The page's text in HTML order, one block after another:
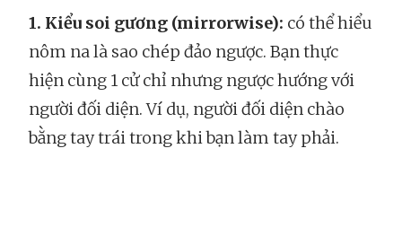
1. Kiểu soi gương (mirrorwise): có thể hiểu
nôm na là sao chép đảo ngược. Bạn thực
hiện cùng 1 cử chỉ nhưng ngược hướng với
người đối diện. Ví dụ, người đối diện chào
bằng tay trái trong khi bạn làm tay phải.